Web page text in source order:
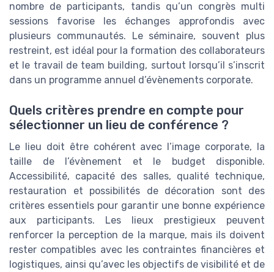
nombre de participants, tandis qu’un congrès multi
sessions favorise les échanges approfondis avec
plusieurs communautés. Le séminaire, souvent plus
restreint, est idéal pour la formation des collaborateurs
et le travail de team building, surtout lorsqu’il s’inscrit
dans un programme annuel d’évènements corporate.
Quels critères prendre en compte pour
sélectionner un lieu de conférence ?
Le lieu doit être cohérent avec l’image corporate, la
taille de l’évènement et le budget disponible.
Accessibilité, capacité des salles, qualité technique,
restauration et possibilités de décoration sont des
critères essentiels pour garantir une bonne expérience
aux participants. Les lieux prestigieux peuvent
renforcer la perception de la marque, mais ils doivent
rester compatibles avec les contraintes financières et
logistiques, ainsi qu’avec les objectifs de visibilité et de